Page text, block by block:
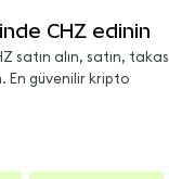
CHZ edinin
satın alın, satın, takas
En güvenilir kripto